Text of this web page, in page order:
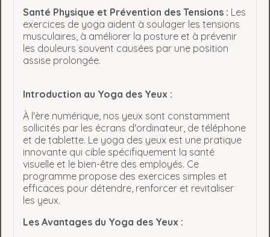
Santé Physique et Prévention des Tensions : Les
exercices de yoga aident à soulager les tensions
musculaires, à améliorer la posture et à prévenir
les douleurs souvent causées par une position
assise prolongée.
Introduction au Yoga des Yeux :
À l'ère numérique, nos yeux sont constamment
sollicités par les écrans d'ordinateur, de téléphone
et de tablette. Le yoga des yeux est une pratique
innovante qui cible spécifiquement la santé
visuelle et le bien-être des employés. Ce
programme propose des exercices simples et
efficaces pour détendre, renforcer et revitaliser
les yeux.
Les Avantages du Yoga des Yeux :